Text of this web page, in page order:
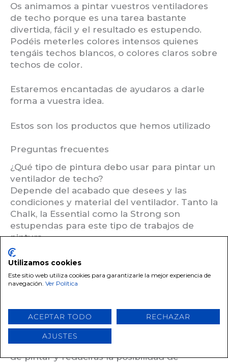
Os animamos a pintar vuestros ventiladores
de techo porque es una tarea bastante
divertida, fácil y el resultado es estupendo.
Podéis meterles colores intensos quienes
tengáis techos blancos, o colores claros sobre
techos de color.
Estaremos encantadas de ayudaros a darle
forma a vuestra idea.
Estos son los productos que hemos utilizado
Preguntas frecuentes
¿Qué tipo de pintura debo usar para pintar un
ventilador de techo?
Depende del acabado que desees y las
condiciones y material del ventilador. Tanto la
Chalk, la Essential como la Strong son
estupendas para este tipo de trabajos de
pintura.
¿Necesito lijar el ventilador antes de pintarlo?
No es necesario pero siempre podemos
pasar una lija rápida y ayudar así a abrir un
aplicamos imprimación.
¿Puedo pintar el ventilador sin desmontarlo?
Es posible pero si lo desmontas será más fácil
de pintar y reducirás la posibilidad de
Utilizamos cookies
Este sitio web utiliza cookies para garantizarle la mejor experiencia de
navegación. Ver Política
ACEPTAR TODO RECHAZAR
AJUSTES